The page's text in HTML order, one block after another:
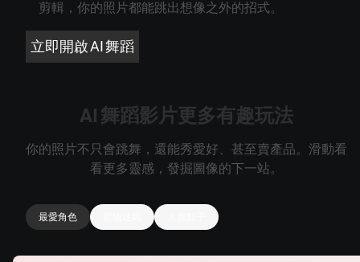
剪輯，你的照片都能跳出想像之外的招式。
立即開啟 AI 舞蹈
AI 舞蹈影片更多有趣玩法
你的照片不只會跳舞，還能秀愛好、甚至賣產品。滑動看
看更多靈感，發掘圖像的下一站。
最愛角色